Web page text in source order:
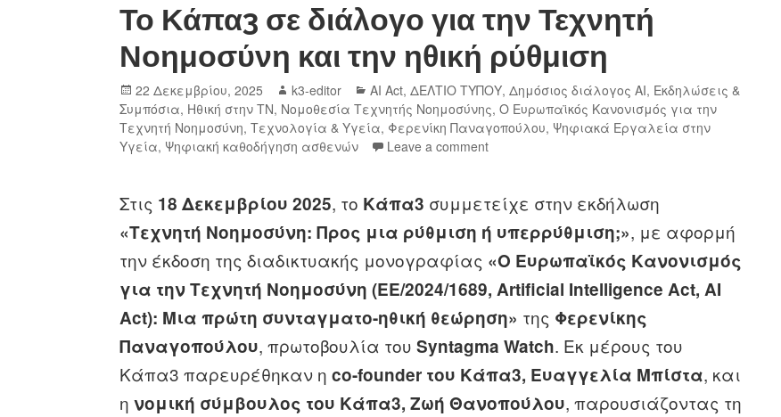
Το Κάπα3 σε διάλογο για την Τεχνητή
Νοημοσύνη και την ηθική ρύθμιση
22 Δεκεμβρίου, 2025 k3-editor AI Act,ΔΕΛΤΙΟ ΤΥΠΟΥ,Δημόσιος διάλογος AI, Εκδηλώσεις &
Συμπόσια, Ηθική στην ΤΝ, Νομοθεσία Τεχνητής Νοημοσύνης,Ο Ευρωπαϊκός Κανονισμός για την
Τεχνητή Νοημοσύνη,Τεχνολογία & Υγεία, Φερενίκη Παναγοπούλου, Ψηφιακά Εργαλεία στην
Υγεία, Ψηφιακή καθοδήγηση ασθενών Leave a comment
Στις 18 Δεκεμβρίου 2025, το Κάπα3 συμμετείχε στην εκδήλωση
«Τεχνητή Νοημοσύνη: Προς μια ρύθμιση ή υπερρύθμιση;», με αφορμή
την έκδοση της διαδικτυακής μονογραφίας «Ο Ευρωπαϊκός Κανονισμός
για την Τεχνητή Νοημοσύνη (ΕΕ/2024/1689, Artificial Intelligence Act, AI
Act): Μια πρώτη συνταγματο-ηθική θεώρηση» της Φερενίκης
Παναγοπούλου, πρωτοβουλία τουSyntagma Watch. Εκ μέρους του
Κάπα3 παρευρέθηκαν ηco-founder του Κάπα3, Ευαγγελία Μπίστα, και
ηνομική σύμβουλος του Κάπα3, Ζωή Θανοπούλου, παρουσιάζοντας τη